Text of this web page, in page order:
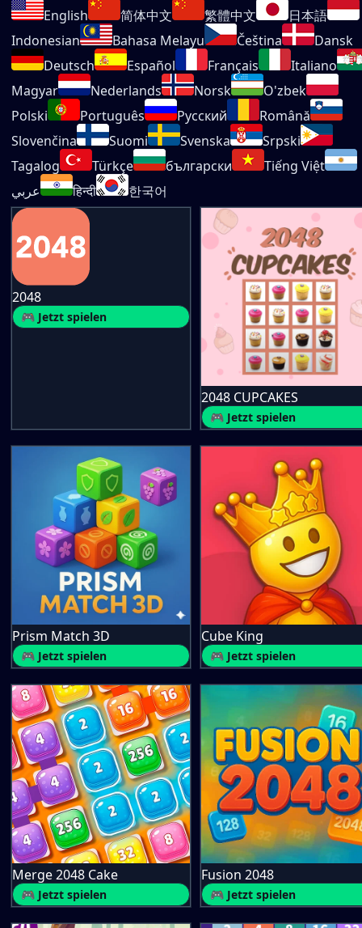
English 简体中文 繁體中文
日本語
Indonesian
Bahasa Melayu Čeština
Dansk
Deutsch
Español Français
Italiano
Magyar
Nederlands Norsk
O'zbek
Polski
Português Русский
Română
Slovenčina
Suomi Svenska
Srpski
Tagalog
Türkçe български
Tiếng Việt
عربي
हिन्दी 한국어
2048
🎮 Jetzt spielen
2048 CUPCAKES
🎮 Jetzt spielen
Prism Match 3D
🎮 Jetzt spielen
Cube King
🎮 Jetzt spielen
Merge 2048 Cake
🎮 Jetzt spielen
Fusion 2048
🎮 Jetzt spielen